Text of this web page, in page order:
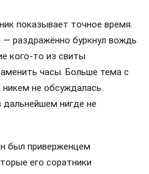
показывает точное время.
раздражённо буркнул вождь
кого-то из свиты
часы. Больше тема с
не обсуждалась.
нигде не
был приверженцем
его соратники